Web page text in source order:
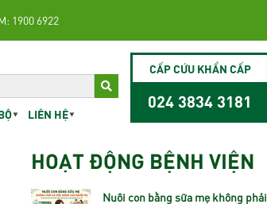
1900 6922
LIÊN HỆ
CẤP CỨU KHẨN CẤP
024 3834 3181
HOẠT ĐỘNG BỆNH VIỆN
Nuôi con bằng sữa mẹ không phải